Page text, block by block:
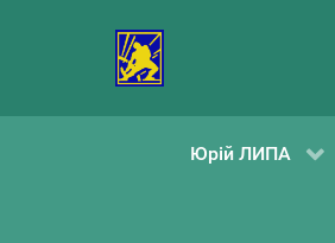
Юрій ЛИПА